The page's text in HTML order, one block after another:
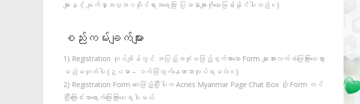
များနှင့် မျက်နှာအလှအပဆိုင်ရာအရေပြား ပြဿနာများကိုမေးမြန်းနိုင်ပါသည်။)
စည်းကမ်းချက်များ
1) Registration လုပ်ချိန်တွင် အပြည့်အစုံမဖြည့်စွက်ထားသော Form များအားလက်ခံဖြေကြားပေးသွား
မည်မဟုတ်ပါ (ဉပမာ – ဝက်ခြံထွက်နေတာဘာလုပ်ရမလဲ။)
2) Registration Form လေးဖြည့်ပြီးပါက Acnes Myanmar Page Chat Box သို့ Form တင်
ပြီးကြောင်းလာရောက်ပြောကြားပေးရပါမယ်